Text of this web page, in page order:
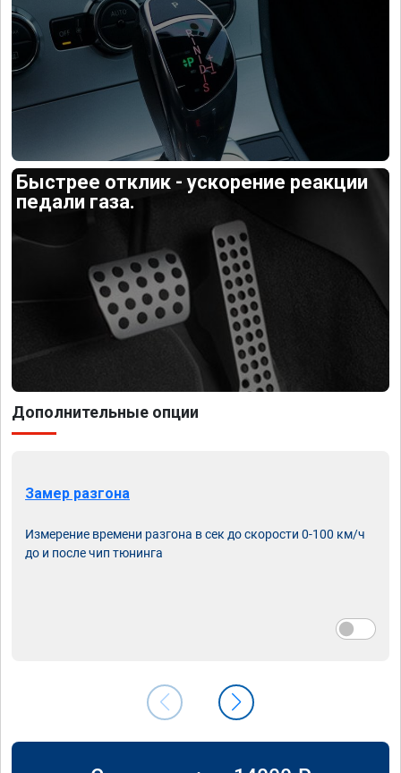
Быстрее отклик - ускорение реакции
педали газа.
Дополнительные опции
Замер разгона
Измерение времени разгона в сек до скорости 0-100 км/ч
до и после чип тюнинга